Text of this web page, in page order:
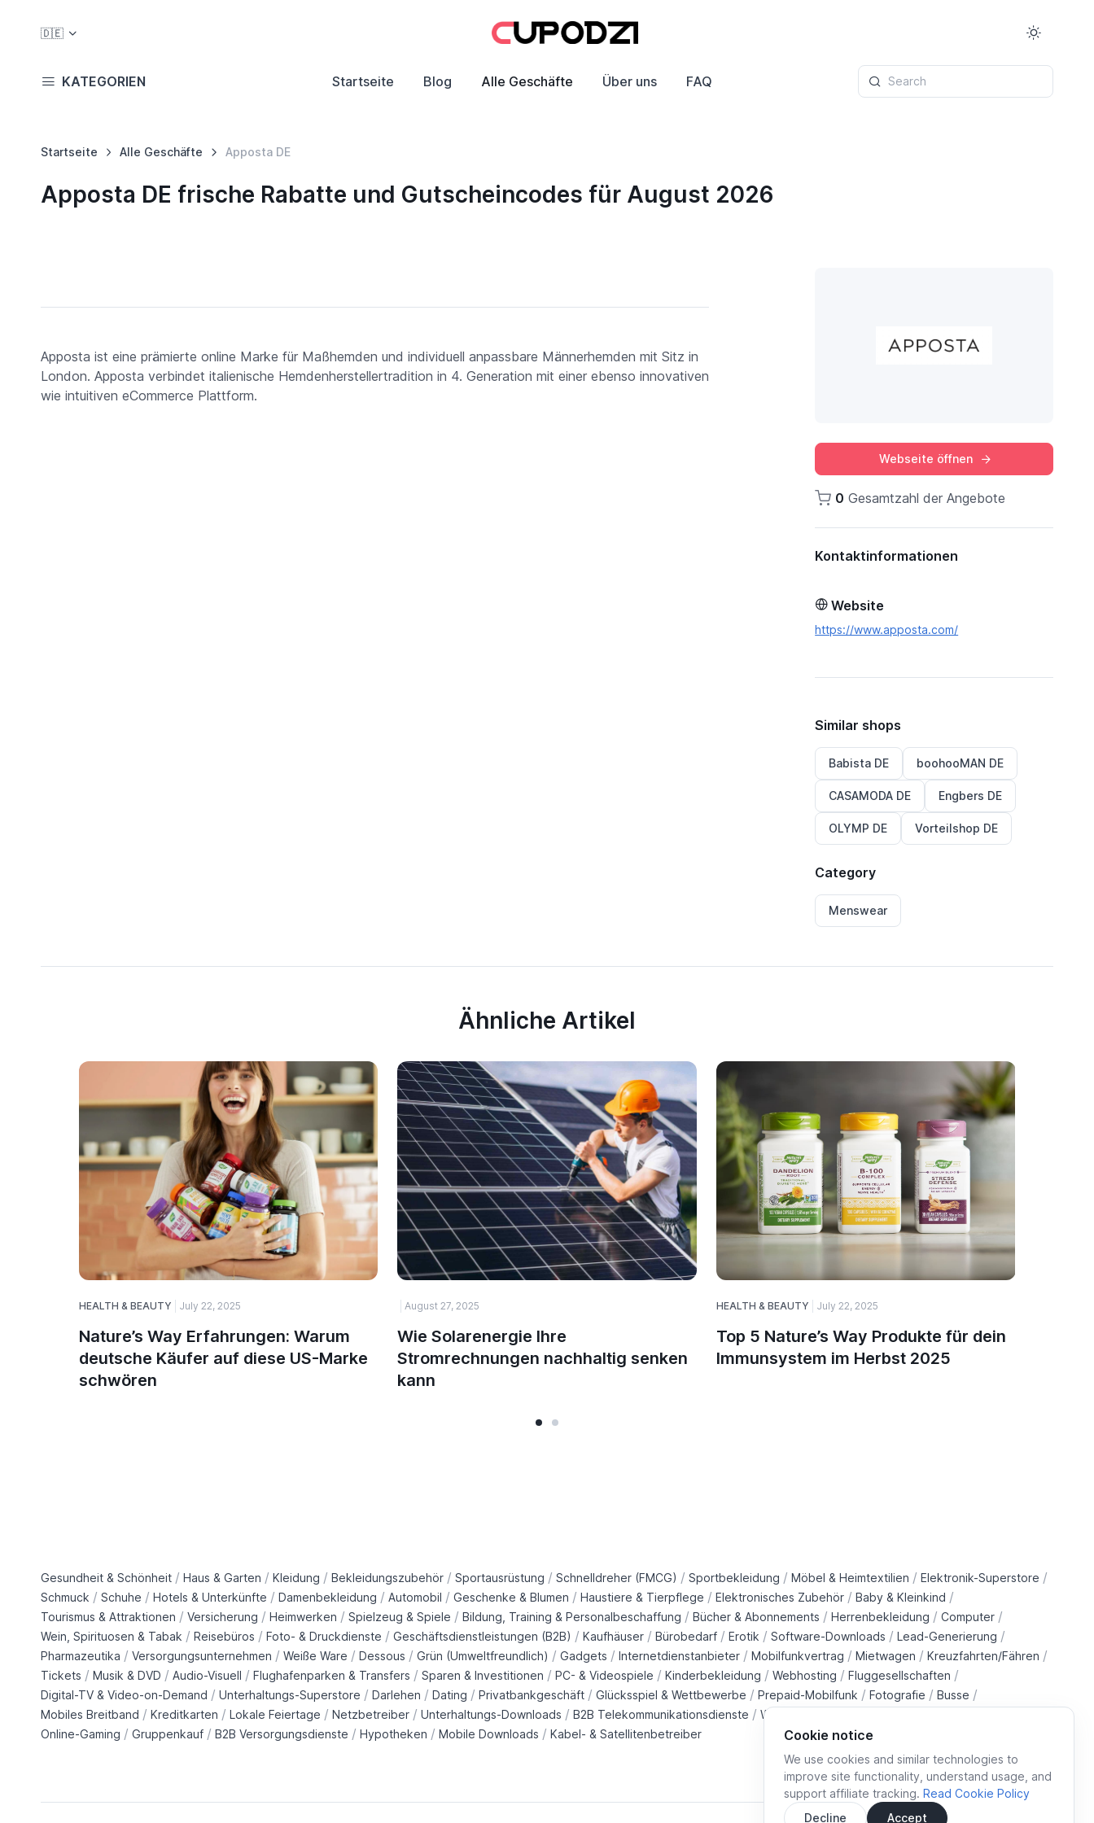
Cookie notice
We use cookies and similar technologies to
improve site functionality, understand usage, and
support affiliate tracking. Read Cookie Policy
Decline
Accept
🇩🇪
KATEGORIEN Startseite Blog Alle Geschäfte Über uns FAQ Search
Startseite Alle Geschäfte Apposta DE
Apposta DE frische Rabatte und Gutscheincodes für August 2026
Apposta ist eine prämierte online Marke für Maßhemden und individuell anpassbare Männerhemden mit Sitz in
London. Apposta verbindet italienische Hemdenherstellertradition in 4. Generation mit einer ebenso innovativen
wie intuitiven eCommerce Plattform.
Webseite öffnen
0 Gesamtzahl der Angebote
Kontaktinformationen
Website
https://www.apposta.com/
Similar shops
Babista DE boohooMAN DE
CASAMODA DE Engbers DE
OLYMP DE Vorteilshop DE
Category
Menswear
Ähnliche Artikel
HEALTH & BEAUTY July 22, 2025
Nature’s Way Erfahrungen: Warum
deutsche Käufer auf diese US-Marke
schwören
August 27, 2025
Wie Solarenergie Ihre
Stromrechnungen nachhaltig senken
kann
HEALTH & BEAUTY July 22, 2025
Top 5 Nature’s Way Produkte für dein
Immunsystem im Herbst 2025
Gesundheit & Schönheit / Haus & Garten / Kleidung / Bekleidungszubehör / Sportausrüstung / Schnelldreher (FMCG) / Sportbekleidung / Möbel & Heimtextilien / Elektronik-Superstore /
Schmuck / Schuhe / Hotels & Unterkünfte / Damenbekleidung / Automobil / Geschenke & Blumen / Haustiere & Tierpflege / Elektronisches Zubehör / Baby & Kleinkind /
Tourismus & Attraktionen / Versicherung / Heimwerken / Spielzeug & Spiele / Bildung, Training & Personalbeschaffung / Bücher & Abonnements / Herrenbekleidung / Computer /
Wein, Spirituosen & Tabak / Reisebüros / Foto- & Druckdienste / Geschäftsdienstleistungen (B2B) / Kaufhäuser / Bürobedarf / Erotik / Software-Downloads / Lead-Generierung /
Pharmazeutika / Versorgungsunternehmen / Weiße Ware / Dessous / Grün (Umweltfreundlich) / Gadgets / Internetdienstanbieter / Mobilfunkvertrag / Mietwagen / Kreuzfahrten/Fähren /
Tickets / Musik & DVD / Audio-Visuell / Flughafenparken & Transfers / Sparen & Investitionen / PC- & Videospiele / Kinderbekleidung / Webhosting / Fluggesellschaften /
Digital-TV & Video-on-Demand / Unterhaltungs-Superstore / Darlehen / Dating / Privatbankgeschäft / Glücksspiel & Wettbewerbe / Prepaid-Mobilfunk / Fotografie / Busse /
Mobiles Breitband / Kreditkarten / Lokale Feiertage / Netzbetreiber / Unterhaltungs-Downloads / B2B Telekommunikationsdienste / Wohltätigkeitsorganisationen
Online-Gaming / Gruppenkauf / B2B Versorgungsdienste / Hypotheken / Mobile Downloads / Kabel- & Satellitenbetreiber